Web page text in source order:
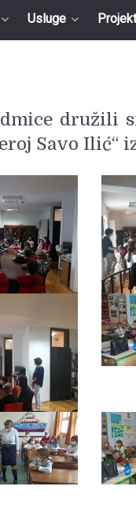
Usluge
družili
Savo Ilić“